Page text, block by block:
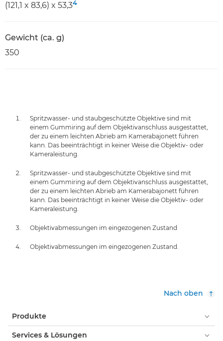
(121,1 x 83,6) x 53,34
Gewicht (ca. g)
350
Spritzwasser- und staubgeschützte Objektive sind mit
einem Gummiring auf dem Objektivanschluss ausgestattet,
der zu einem leichten Abrieb am Kamerabajonett führen
kann. Das beeinträchtigt in keiner Weise die Objektiv- oder
Kameraleistung.
Spritzwasser- und staubgeschützte Objektive sind mit
einem Gummiring auf dem Objektivanschluss ausgestattet,
der zu einem leichten Abrieb am Kamerabajonett führen
kann. Das beeinträchtigt in keiner Weise die Objektiv- oder
Kameraleistung.
Objektivabmessungen im eingezogenen Zustand
Objektivabmessungen im eingezogenen Zustand.
Nach oben
Produkte
Services & Lösungen